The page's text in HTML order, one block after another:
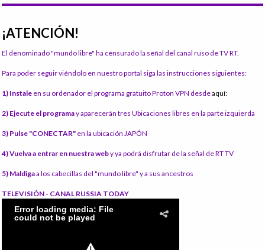
¡ATENCIÓN!
El denominado "mundo libre" ha censurado la señal del canal ruso de TV RT.
Para poder seguir viéndolo en nuestro portal siga las instrucciones siguientes:
1) Instale en su ordenador el programa gratuito Proton VPN desdeaquí:
2) Ejecute el programay aparecerán tres Ubicaciones libres en la parte izquierda
3) Pulse "CONECTAR" en la ubicación JAPÓN
4) Vuelva a entrar en nuestra weby ya podrá disfrutar de la señal de RT TV
5) Maldigaa los cabecillas del "mundo libre" y a sus ancestros
TELEVISIÓN - CANAL RUSSIA TODAY